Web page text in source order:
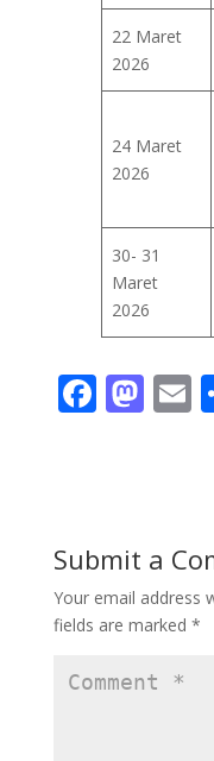
22 Maret
2026
24 Maret
2026
30- 31
Maret
2026
F
o
o
k
M
o
n
E
Submit a
Your email address
fields are marked *